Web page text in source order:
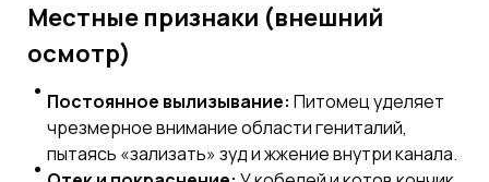
Местные признаки (внешний
осмотр)
Постоянное вылизывание: Питомец уделяет
чрезмерное внимание области гениталий,
пытаясь «зализать» зуд и жжение внутри канала.